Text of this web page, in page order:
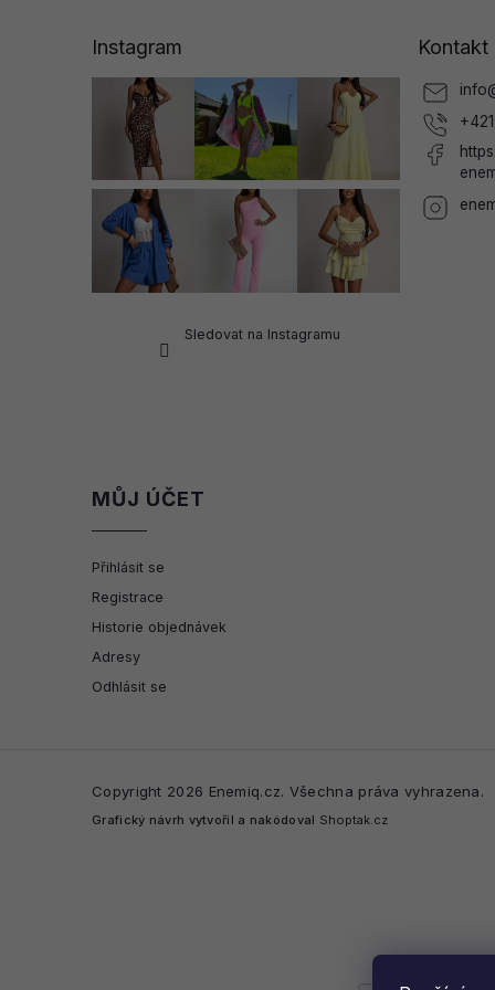
Instagram
Sledovat na Instagramu
Kontakt
info
MŮJ ÚČET
Přihlásit se
Registrace
Historie objednávek
Adresy
Odhlásit se
Copyright 2026 Enemiq.cz. Všechna práva vyhrazena.
Grafický návrh vytvořil a nakódoval Shoptak.cz